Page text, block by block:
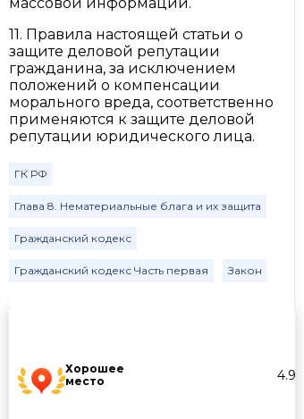
Хорошее
место
4.9
11. Правила настоящей статьи о
защите деловой репутации
гражданина, за исключением
положений о компенсации
морального вреда, соответственно
применяются к защите деловой
репутации юридического лица.
ГК РФ
Глава 8. Нематериальные блага и их защита
Гражданский кодекс
Гражданский кодекс Часть первая Закон